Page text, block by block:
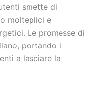
smette di
molteplici e
Le promesse di
portando i
a lasciare la